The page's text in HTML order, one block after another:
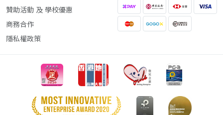
贊助活動 及 學校優惠
商務合作
隱私權政策